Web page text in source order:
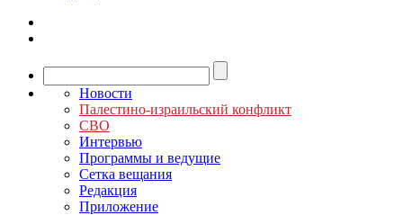
Новости
Палестино-израильский конфликт
СВО
Интервью
Программы и ведущие
Сетка вещания
Редакция
Приложение